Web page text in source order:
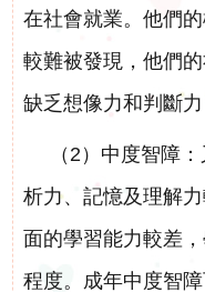
在社會就業。他們
較難被發現，他們
缺乏想像力和判斷
（2）中度智障
析力、記憶及理解
面的學習能力較差
程度。成年中度智